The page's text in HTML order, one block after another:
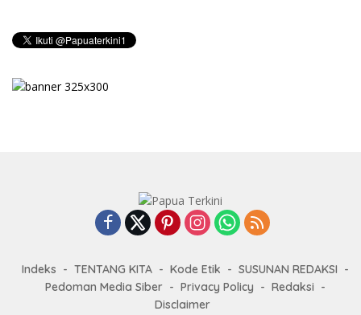
Indeks TENTANG KITA Kode Etik
SUSUNAN REDAKSI
Pedoman Media Siber
Privacy Policy
Redaksi
Disclaimer